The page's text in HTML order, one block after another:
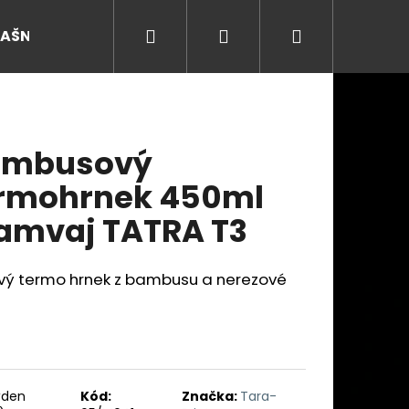
Přihlášení
450ml
TATRA T3
termo hrnek z bambusu a nerezové
Kód:
Značka: Tara-
Následující